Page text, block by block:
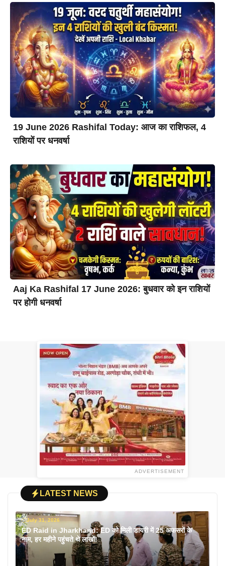
19 June 2026 Rashifal Today: आज का राशिफल, 4
राशियों पर धनवर्षा
Aaj Ka Rashifal 17 June 2026: बुधवार को इन राशियों
पर होगी धनवर्षा
ADVERTISEMENT
LATEST NEWS
July 31, 2026
ED Raid in Jharkhand: ED को मिली डायरी में 25 अफसरों के
नाम, हर महीने पहुंचते थे लाखों!